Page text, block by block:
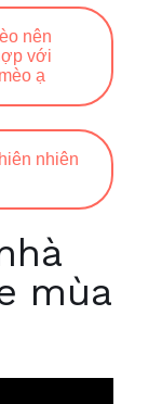
nên
với
ạ
nhiên
mùa